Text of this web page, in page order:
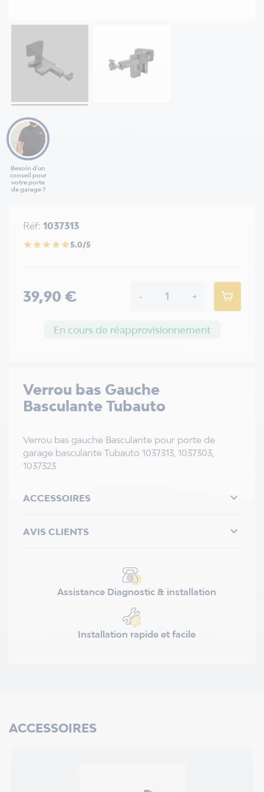
Besoin d'un
conseil pour
votre porte
de garage ?
Verrou bas Gauche
Basculante Tubauto
Verrou bas gauche Basculante pour porte de
garage basculante Tubauto 1037313, 1037303,
1037323
ACCESSOIRES 
AVIS CLIENTS 
Assistance Diagnostic & installation
Installation rapide et facile
Réf: 1037313
star star star star star5.0/5
39,90 € - +
En cours de réapprovisionnement
ACCESSOIRES